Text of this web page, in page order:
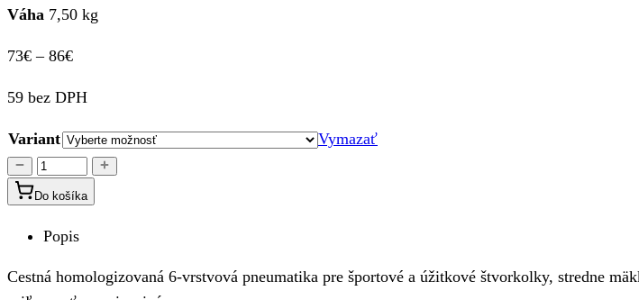
Váha 7,50 kg
73€ – 86€Price
73€
through
86€
59 bez DPH
Variant
Vymazať
množstvo
PNEUMATIKY
B354
Do košíka
Popis
Cestná homologizovaná 6-vrstvová pneumatika pre športové a úžitkové štvorkolky, stredne